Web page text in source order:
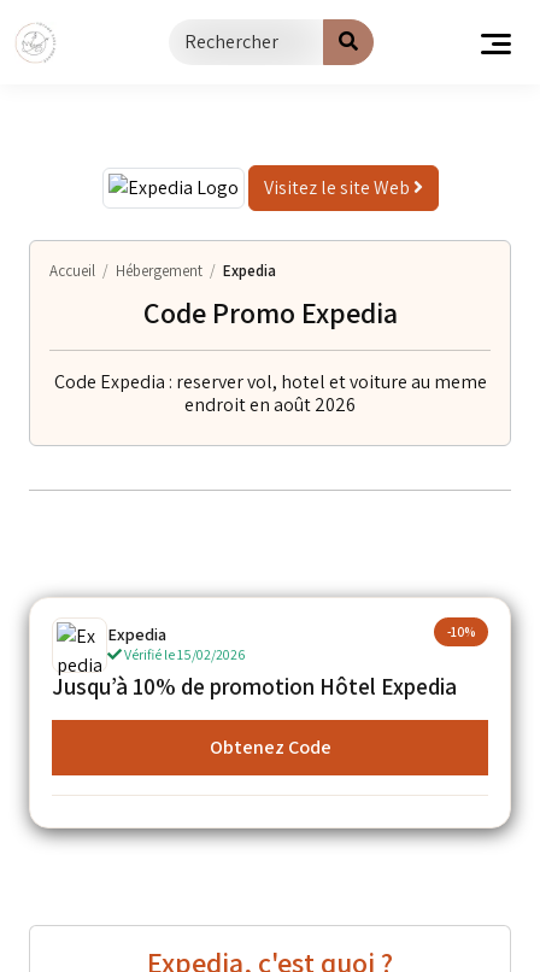
au
contenu
Visitez le site Web
Accueil / Hébergement / Expedia
Code Promo Expedia
Code Expedia : reserver vol, hotel et voiture au meme
endroit en août 2026
Expedia
Vérifié le 15/02/2026
-10%
Jusqu’à 10% de promotion Hôtel Expedia
Obtenez Code
Expedia, c'est quoi ?